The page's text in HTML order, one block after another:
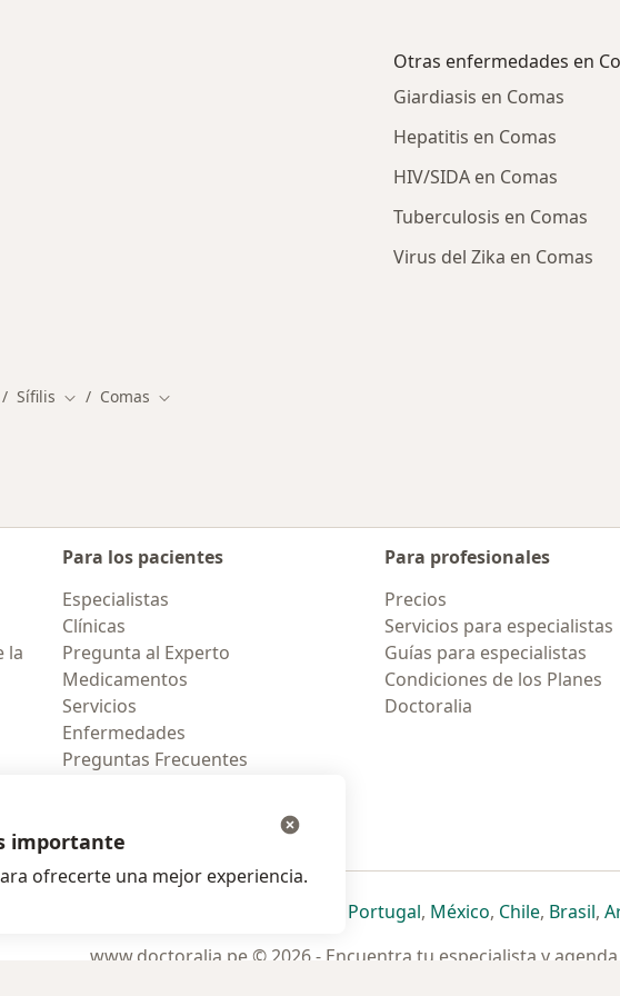
Otras enfermedades en
Giardiasis en Comas
Hepatitis en Comas
HIV/SIDA en Comas
Tuberculosis en Comas
Virus del Zika en Comas
Sífilis Cambiar de ciudad
Comas Cambiar de ciudad
la
Para los pacientes
Especialistas
Clínicas
Pregunta al Experto
Medicamentos
Servicios
Enfermedades
Preguntas Frecuentes
Para profesionales
Precios
Servicios para especialistas
Guías para especialistas
Condiciones de los Planes
Doctoralia
se abre en una nueva pestaña
se abre en una nueva pestaña
se abre en una nueva pestaña
se abre en una nueva pestaña
Portugalse abre en una nueva
, Méxicose abre en una
, Chilese abre
, Brasilse
,
www.doctoralia.pe © 2026 - Encuentra tu especialista y
importante
ofrecerte una mejor experiencia.